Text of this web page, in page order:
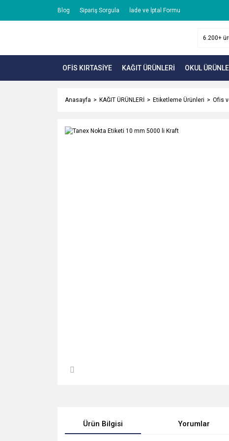
Blog Sipariş Sorgula İade ve İptal Formu
OFİS KIRTASİYE KAĞIT ÜRÜNLERİ OKUL
Anasayfa KAĞIT ÜRÜNLERİ Etiketleme Ürünleri Ofis
Ürün Bilgisi Yorumlar